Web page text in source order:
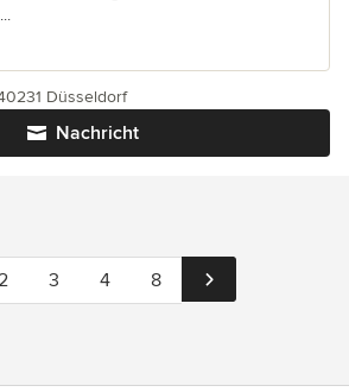
Nachricht
Düsseldorf
3 4 8